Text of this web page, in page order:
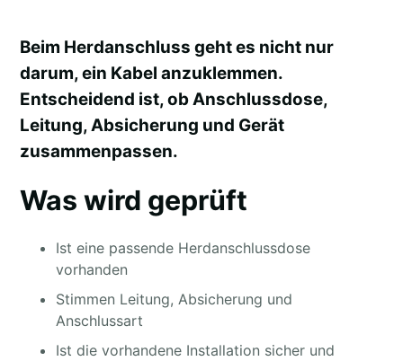
Beim Herdanschluss geht es nicht nur
darum, ein Kabel anzuklemmen.
Entscheidend ist, ob Anschlussdose,
Leitung, Absicherung und Gerät
zusammenpassen.
Was wird geprüft
Ist eine passende Herdanschlussdose
vorhanden
Stimmen Leitung, Absicherung und
Anschlussart
Ist die vorhandene Installation sicher und